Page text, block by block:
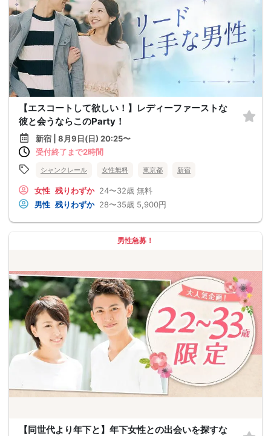
【エスコートして欲しい！】レディーファーストな
彼と会うならこのParty！
新宿 | 8月9日(日) 20:25〜
受付終了まで2時間
シャンクレール 女性無料 東京都 新宿
女性 残りわずか 24〜32歳 無料
男性 残りわずか 28〜35歳 5,900円
男性急募！
【同世代より年下と】年下女性との出会いを探すな